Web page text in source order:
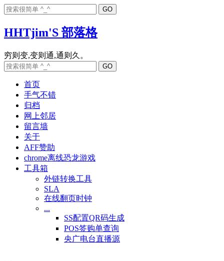
HHTjim'S 部落格
首页
手气不错
归档
网上邻居
留言墙
关于
AFF赞助
chrome离线恐龙游戏
工具箱
外链转换工具
SLA
在线翻页时钟
...
SS配置QR码生成
POS签购单查询
央广电台直播源